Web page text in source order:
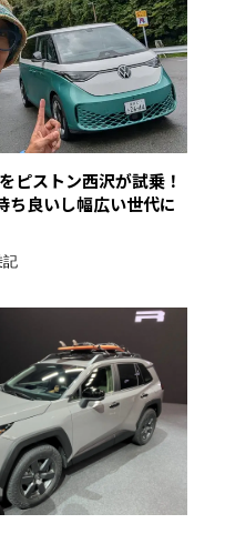
ピストン西沢が試乗！
ち良いし幅広い世代に
記